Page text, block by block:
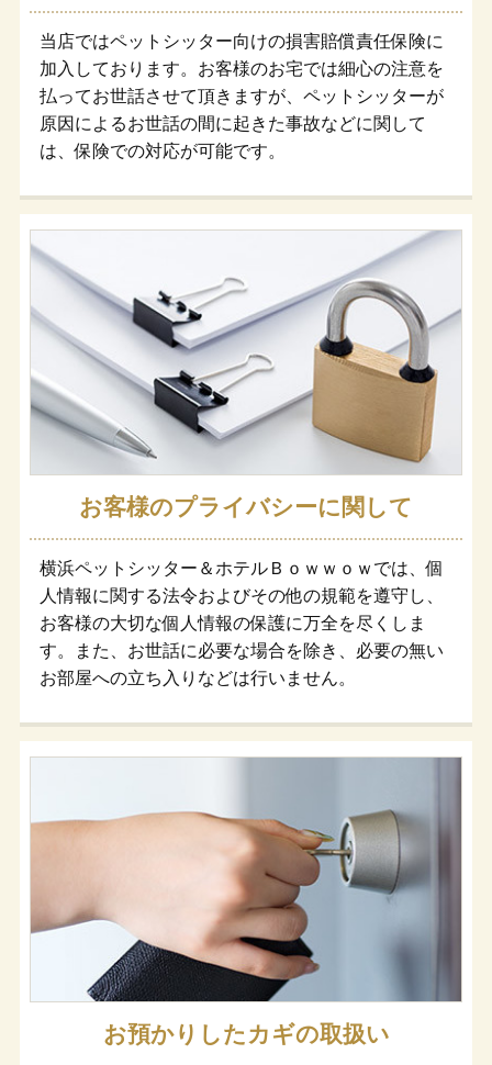
当店ではペットシッター向けの損害賠償責任保険に
加入しております。お客様のお宅では細心の注意を
払ってお世話させて頂きますが、ペットシッターが
原因によるお世話の間に起きた事故などに関して
は、保険での対応が可能です。
お客様のプライバシーに関して
横浜ペットシッター＆ホテルＢｏｗｗｏｗでは、個
人情報に関する法令およびその他の規範を遵守し、
お客様の大切な個人情報の保護に万全を尽くしま
す。また、お世話に必要な場合を除き、必要の無い
お部屋への立ち入りなどは行いません。
お預かりしたカギの取扱い